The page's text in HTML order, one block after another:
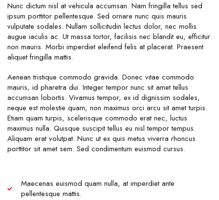
Nunc dictum nisl at vehicula accumsan. Nam fringilla tellus sed
ipsum porttitor pellentesque. Sed ornare nunc quis mauris
vulputate sodales. Nullam sollicitudin lectus dolor, nec mollis
augue iaculis ac. Ut massa tortor, facilisis nec blandit eu, efficitur
non mauris. Morbi imperdiet eleifend felis at placerat. Praesent
aliquet fringilla mattis.
Aenean tristique commodo gravida. Donec vitae commodo
mauris, id pharetra dui. Integer tempor nunc sit amet tellus
accumsan lobortis. Vivamus tempor, ex id dignissim sodales,
neque est molestie quam, non maximus orci arcu sit amet turpis.
Etiam quam turpis, scelerisque commodo erat nec, luctus
maximus nulla. Quisque suscipit tellus eu nisl tempor tempus.
Aliquam erat volutpat. Nunc ut ex quis metus viverra rhoncus
porttitor sit amet sem. Sed condimentum euismod cursus.
Maecenas euismod quam nulla, at imperdiet ante
pellentesque mattis.